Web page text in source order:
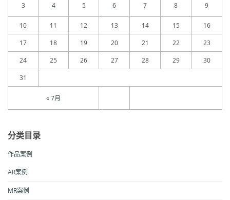
« 7月
3 4 5 6 7 8 9
10 11 12 13 14 15
16
17
18 19 20 21 22
23
24
25 26 27 28 29
30
31
分类目录
作品案例
AR案例
MR案例